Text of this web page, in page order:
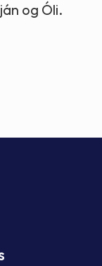
og Óli.